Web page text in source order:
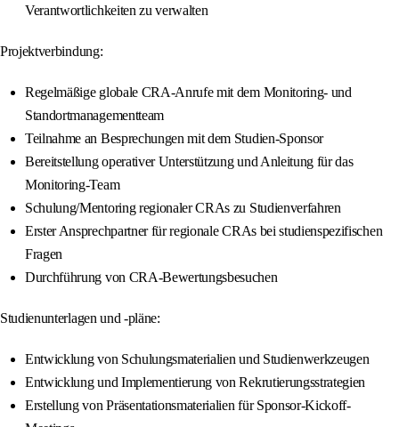
Verantwortlichkeiten zu verwalten
Projektverbindung:
Regelmäßige globale CRA-Anrufe mit dem Monitoring- und
Standortmanagementteam
Teilnahme an Besprechungen mit dem Studien-Sponsor
Bereitstellung operativer Unterstützung und Anleitung für das
Monitoring-Team
Schulung/Mentoring regionaler CRAs zu Studienverfahren
Erster Ansprechpartner für regionale CRAs bei studienspezifischen
Fragen
Durchführung von CRA-Bewertungsbesuchen
Studienunterlagen und -pläne:
Entwicklung von Schulungsmaterialien und Studienwerkzeugen
Entwicklung und Implementierung von Rekrutierungsstrategien
Erstellung von Präsentationsmaterialien für Sponsor-Kickoff-